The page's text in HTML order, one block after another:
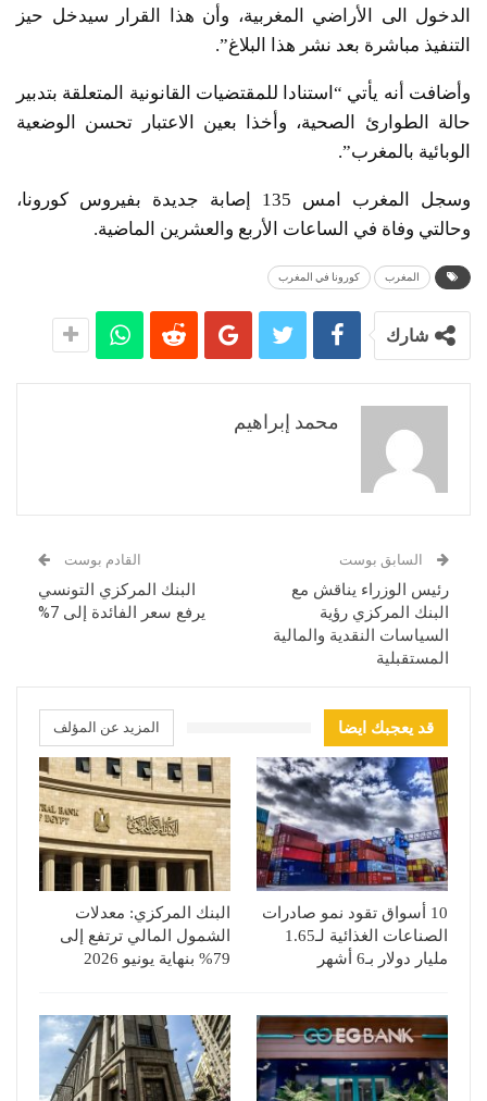
الدخول الى الأراضي المغربية، وأن هذا القرار سيدخل حيز
التنفيذ مباشرة بعد نشر هذا البلاغ”.
وأضافت أنه يأتي “استنادا للمقتضيات القانونية المتعلقة بتدبير
حالة الطوارئ الصحية، وأخذا بعين الاعتبار تحسن الوضعية
الوبائية بالمغرب”.
وسجل المغرب امس 135 إصابة جديدة بفيروس كورونا،
وحالتي وفاة في الساعات الأربع والعشرين الماضية.
المغرب كورونا في المغرب
شارك
محمد إبراهيم
السابق بوست
رئيس الوزراء يناقش مع
البنك المركزي رؤية
السياسات النقدية والمالية
المستقبلية
القادم بوست
البنك المركزي التونسي
يرفع سعر الفائدة إلى 7%
قد يعجبك ايضا المزيد عن المؤلف
10 أسواق تقود نمو صادرات
الصناعات الغذائية لـ1.65
مليار دولار بـ6 أشهر
البنك المركزي: معدلات
الشمول المالي ترتفع إلى
79% بنهاية يونيو 2026